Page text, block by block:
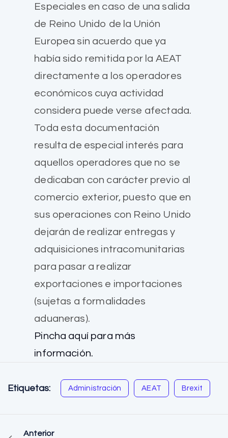
Especiales en caso de una salida
de Reino Unido de la Unión
Europea sin acuerdo que ya
había sido remitida por la AEAT
directamente a los operadores
económicos cuya actividad
considera puede verse afectada.
Toda esta documentación
resulta de especial interés para
aquellos operadores que no se
dedicaban con carácter previo al
comercio exterior, puesto que en
sus operaciones con Reino Unido
dejarán de realizar entregas y
adquisiciones intracomunitarias
para pasar a realizar
exportaciones e importaciones
(sujetas a formalidades
aduaneras).
Pincha aquí para más
información.
Etiquetas: Administración AEAT Brexit
Anterior